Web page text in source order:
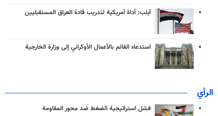
آيلب: أداة أمريكية لتدريب قادة العراق المستقبليين
استدعاء القائم بالأعمال الأوكراني إلى وزارة الخارجية
الرأي
فشل استراتيجية الضغط ضد محور المقاومة